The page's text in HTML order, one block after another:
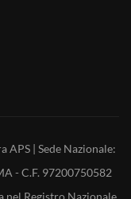
APS | Sede Nazionale:
- C.F. 97200750582
nel Registro Nazionale